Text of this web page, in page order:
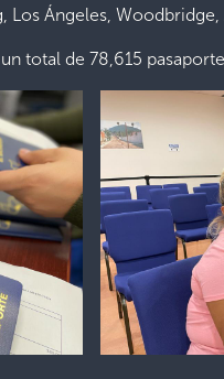
Los Ángeles,
total de 78,615